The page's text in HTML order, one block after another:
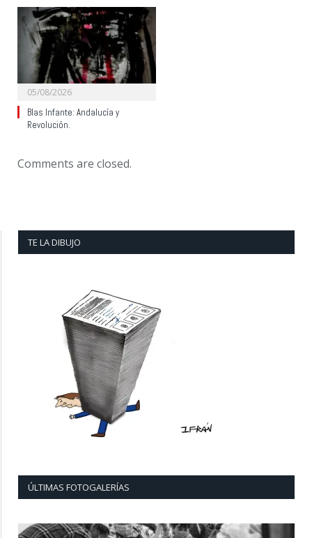
05/08/2026
Blas Infante: Andalucía y
Revolución.
Comments are closed.
TE LA DIBUJO
ÚLTIMAS FOTOGALERÍAS